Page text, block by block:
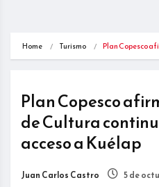
Home Turismo Plan Copesco
Plan Copesco
de Cultura
acceso a Kuélap
Juan Carlos Castro 5 de